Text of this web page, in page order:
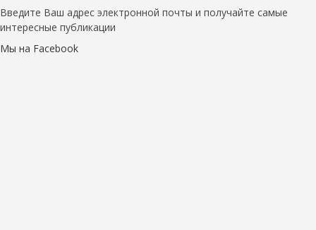
Введите Ваш адрес электронной почты и получайте самые
интересные публикации
Мы на Facebook